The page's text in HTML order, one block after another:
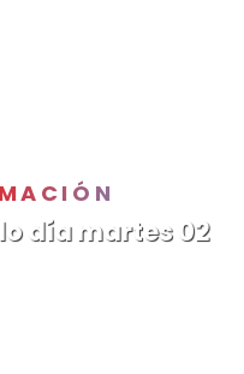
día martes 02